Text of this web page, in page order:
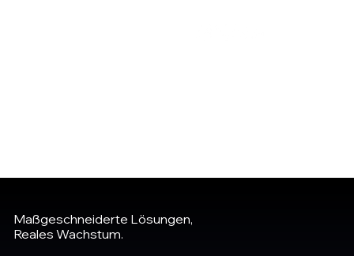
Maßgeschneiderte Lösungen,
Reales Wachstum.